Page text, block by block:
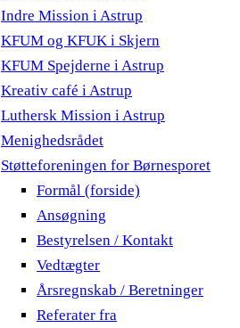
Indre Mission i Astrup
KFUM og KFUK i Skjern
KFUM Spejderne i Astrup
Kreativ café i Astrup
Luthersk Mission i Astrup
Menighedsrådet
Støtteforeningen for Børnesporet
Formål (forside)
Ansøgning
Bestyrelsen / Kontakt
Vedtægter
Årsregnskab / Beretninger
Referater fra